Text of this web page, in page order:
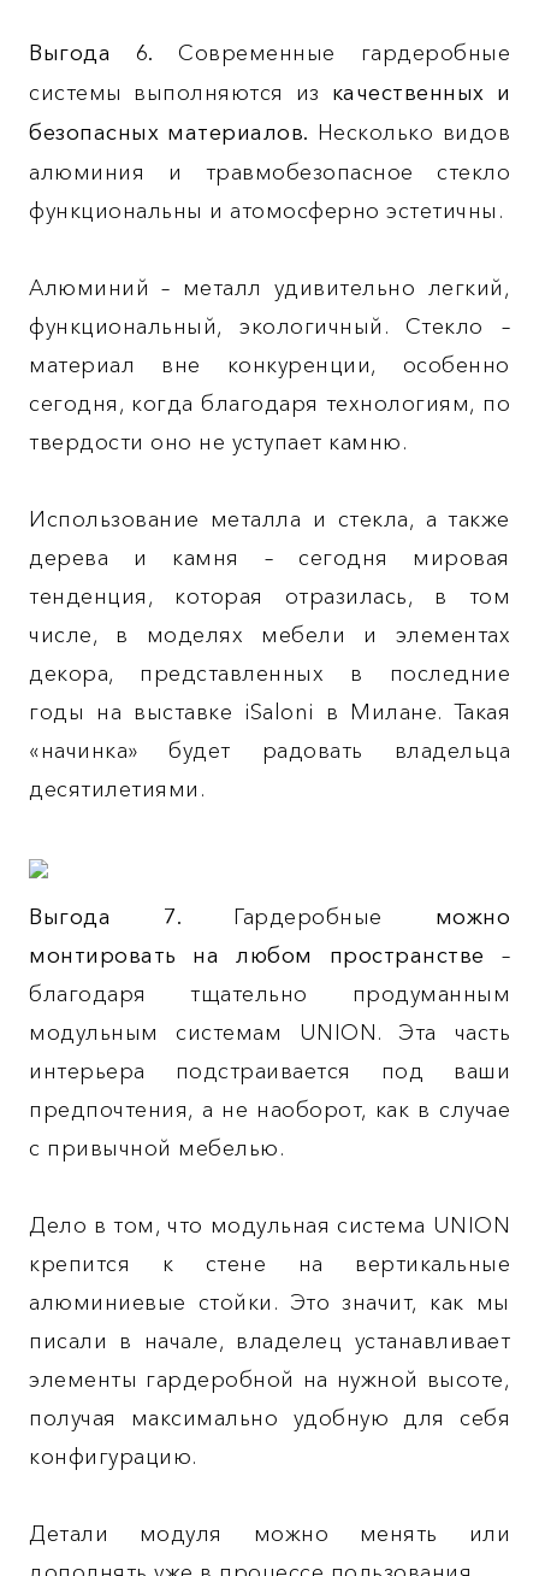
Выгода 6. Современные гардеробные
системы выполняются из качественных и
безопасных материалов. Несколько видов
алюминия и травмобезопасное стекло
функциональны и атомосферно эстетичны.
Алюминий – металл удивительно легкий,
функциональный, экологичный. Стекло –
материал вне конкуренции, особенно
сегодня, когда благодаря технологиям, по
твердости оно не уступает камню.
Использование металла и стекла, а также
дерева и камня – сегодня мировая
тенденция, которая отразилась, в том
числе, в моделях мебели и элементах
декора, представленных в последние
годы на выставке iSaloni в Милане. Такая
«начинка» будет радовать владельца
десятилетиями.
Выгода 7. Гардеробные можно
монтировать на любом пространстве –
благодаря тщательно продуманным
модульным системам UNION. Эта часть
интерьера подстраивается под ваши
предпочтения, а не наоборот, как в случае
с привычной мебелью.
Дело в том, что модульная система UNION
крепится к стене на вертикальные
алюминиевые стойки. Это значит, как мы
писали в начале, владелец устанавливает
элементы гардеробной на нужной высоте,
получая максимально удобную для себя
конфигурацию.
Детали модуля можно менять или